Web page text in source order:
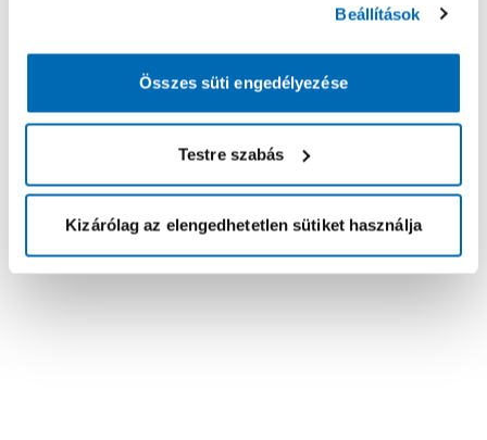
Beállítások
Összes süti engedélyezése
Testre szabás
Kizárólag az elengedhetetlen sütiket használja